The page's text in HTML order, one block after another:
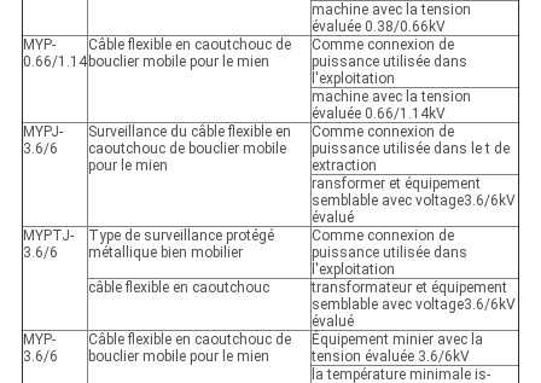
machine avec la tension
évaluée 0.38/0.66kV
MYP-
0.66/1.14
Câble flexible en caoutchouc de
bouclier mobile pour le mien
Comme connexion de
puissance utilisée dans
l'exploitation
machine avec la tension
évaluée 0.66/1.14kV
MYPJ-
3.6/6
Surveillance du câble flexible en
caoutchouc de bouclier mobile
pour le mien
Comme connexion de
puissance utilisée dans le t de
extraction
ransformer et équipement
semblable avec voltage3.6/6kV
évalué
MYPTJ-
3.6/6
Type de surveillance protégé
métallique bien mobilier
Comme connexion de
puissance utilisée dans
l'exploitation
câble flexible en caoutchouc
transformateur et équipement
semblable avec voltage3.6/6kV
évalué
MYP-
3.6/6
Câble flexible en caoutchouc de
bouclier mobile pour le mien
Équipement minier avec la
tension évaluée 3.6/6kV
la température minimale is-